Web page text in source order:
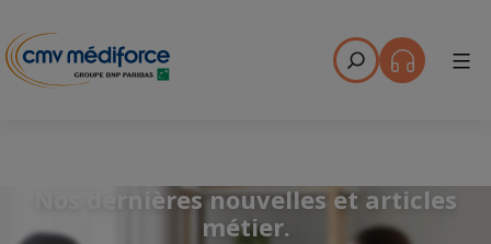
Menu
Nos dernières nouvelles et articles
métier.